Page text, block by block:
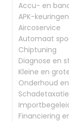
Accu- en
APK-keuringen
Aircoservice
Automaat
Chiptuning
Diagnose en
Kleine en
Onderhoud
Financiering